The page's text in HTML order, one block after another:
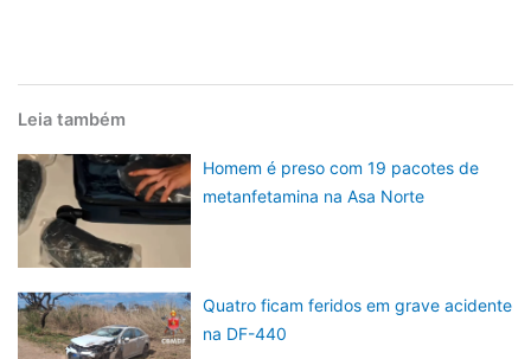
Leia também
Homem é preso com 19 pacotes de
metanfetamina na Asa Norte
Quatro ficam feridos em grave acidente
na DF-440